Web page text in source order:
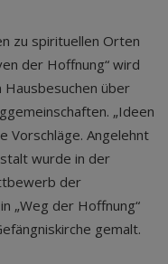
zu spirituellen Orten
der Hoffnung“ wird
über
„Ideen
Vorschläge. Angelehnt
wurde in der
der
„Weg der Hoffnung“
gemalt.